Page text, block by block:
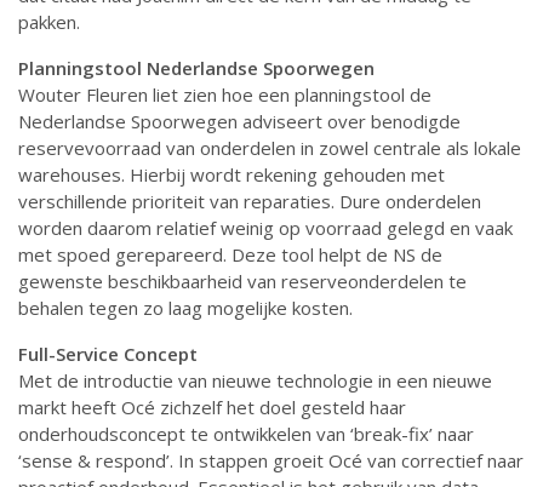
pakken.
Planningstool Nederlandse Spoorwegen
Wouter Fleuren liet zien hoe een planningstool de
Nederlandse Spoorwegen adviseert over benodigde
reservevoorraad van onderdelen in zowel centrale als lokale
warehouses. Hierbij wordt rekening gehouden met
verschillende prioriteit van reparaties. Dure onderdelen
worden daarom relatief weinig op voorraad gelegd en vaak
met spoed gerepareerd. Deze tool helpt de NS de
gewenste beschikbaarheid van reserveonderdelen te
behalen tegen zo laag mogelijke kosten.
Full-Service Concept
Met de introductie van nieuwe technologie in een nieuwe
markt heeft Océ zichzelf het doel gesteld haar
onderhoudsconcept te ontwikkelen van ‘break-fix’ naar
‘sense & respond’. In stappen groeit Océ van correctief naar